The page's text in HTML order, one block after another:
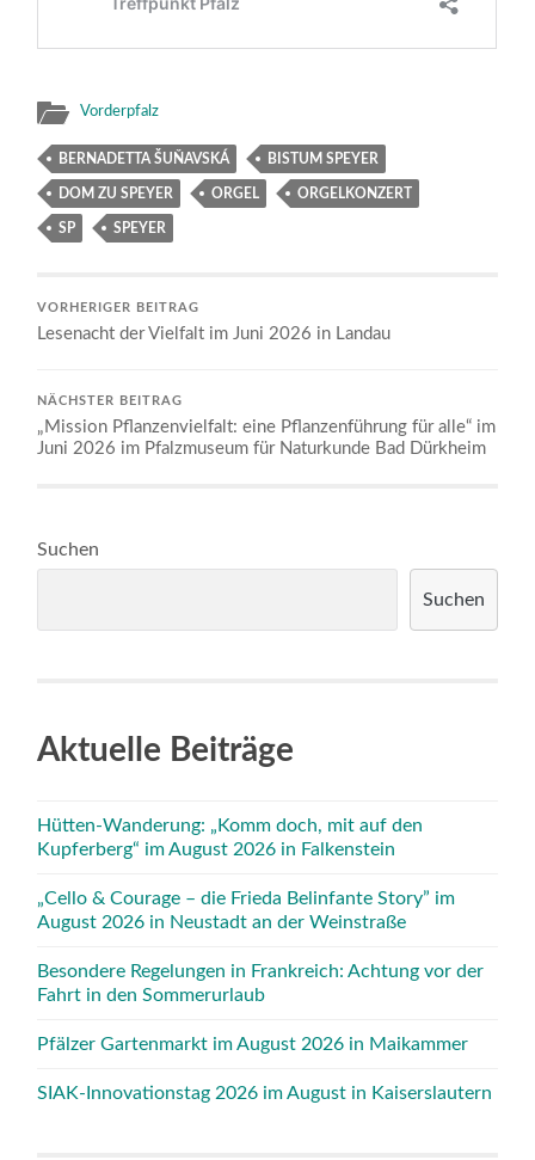
Vorderpfalz
BERNADETTA ŠUŇAVSKÁ BISTUM SPEYER
DOM ZU SPEYER ORGEL ORGELKONZERT
SP SPEYER
VORHERIGER BEITRAG
Lesenacht der Vielfalt im Juni 2026 in Landau
NÄCHSTER BEITRAG
„Mission Pflanzenvielfalt: eine Pflanzenführung für alle“ im
Juni 2026 im Pfalzmuseum für Naturkunde Bad Dürkheim
Suchen
Suchen
Aktuelle Beiträge
Hütten-Wanderung: „Komm doch, mit auf den
Kupferberg“ im August 2026 in Falkenstein
„Cello & Courage – die Frieda Belinfante Story” im
August 2026 in Neustadt an der Weinstraße
Besondere Regelungen in Frankreich: Achtung vor der
Fahrt in den Sommerurlaub
Pfälzer Gartenmarkt im August 2026 in Maikammer
SIAK-Innovationstag 2026 im August in Kaiserslautern